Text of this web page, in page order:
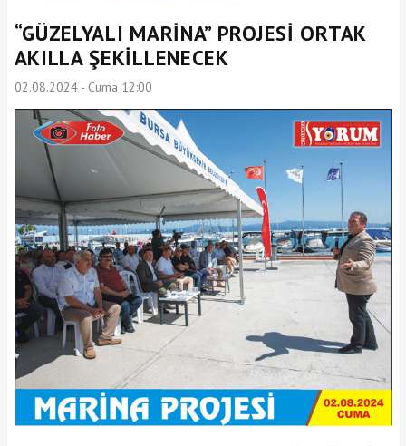
“GÜZELYALI MARİNA” PROJESİ ORTAK
AKILLA ŞEKİLLENECEK
02.08.2024 - Cuma 12:00